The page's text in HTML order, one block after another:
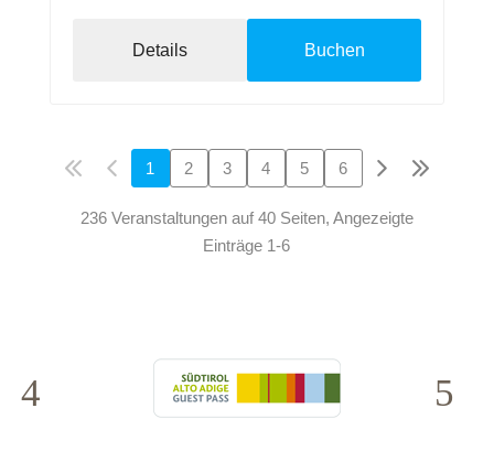
Details Buchen
1 2 3 4 5 6
236 Veranstaltungen auf 40 Seiten, Angezeigte
Einträge 1-6